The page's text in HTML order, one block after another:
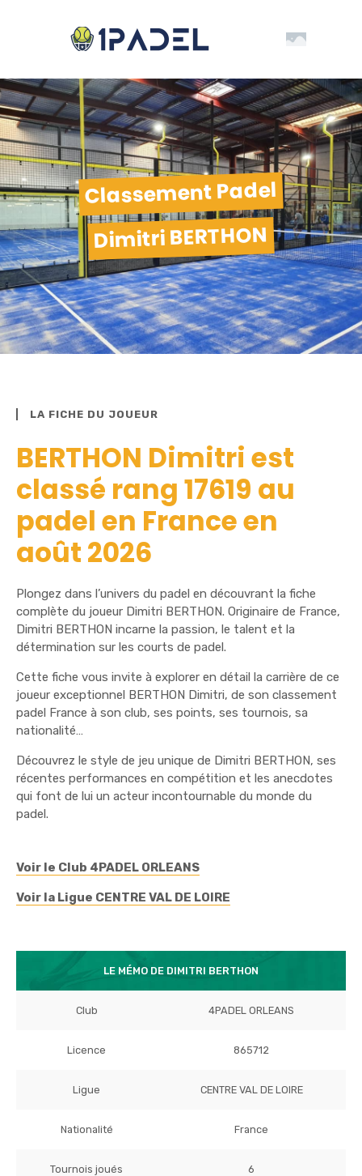
Classement Padel
Dimitri BERTHON
LA FICHE DU JOUEUR
BERTHON Dimitri est
classé rang 17619 au
padel en France en
août 2026
Plongez dans l’univers du padel en découvrant la fiche
complète du joueur Dimitri BERTHON. Originaire de France,
Dimitri BERTHON incarne la passion, le talent et la
détermination sur les courts de padel.
Cette fiche vous invite à explorer en détail la carrière de ce
joueur exceptionnel BERTHON Dimitri, de son classement
padel France à son club, ses points, ses tournois, sa
nationalité…
Découvrez le style de jeu unique de Dimitri BERTHON, ses
récentes performances en compétition et les anecdotes
qui font de lui un acteur incontournable du monde du
padel.
Voir le Club 4PADEL ORLEANS
Voir la Ligue CENTRE VAL DE LOIRE
LE MÉMO DE DIMITRI BERTHON
Club 4PADEL ORLEANS
Licence 865712
Ligue CENTRE VAL DE LOIRE
Nationalité France
Tournois joués 6